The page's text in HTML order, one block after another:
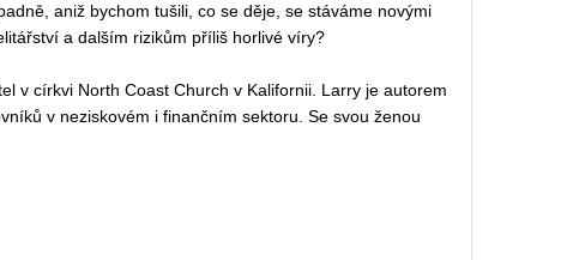
aniž bychom tušili, co se děje, se stáváme novými
a dalším rizikům příliš horlivé víry?
v církvi North Coast Church v Kalifornii. Larry je autorem
v neziskovém i finančním sektoru. Se svou ženou